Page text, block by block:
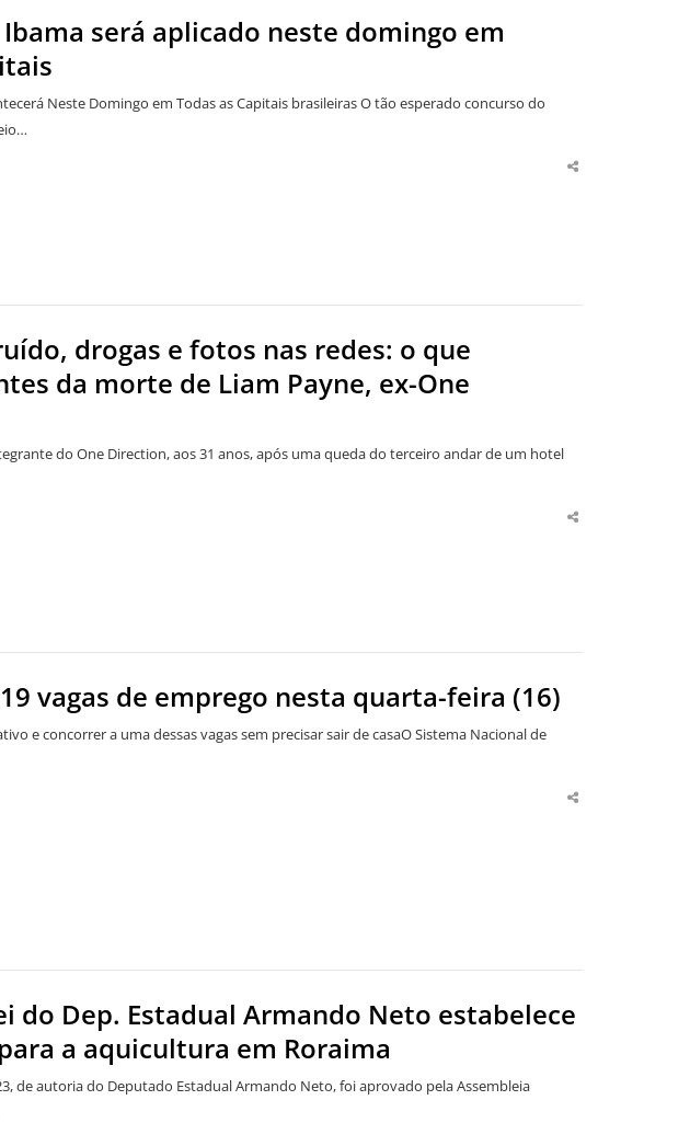
será aplicado neste domingo em
Neste Domingo em Todas as Capitais brasileiras O tão esperado concurso do
Share
drogas e fotos nas redes: o que
da morte de Liam Payne, ex-One
do One Direction, aos 31 anos, após uma queda do terceiro andar de um hotel
Share
vagas de emprego nesta quarta-feira (16)
e concorrer a uma dessas vagas sem precisar sair de casaO Sistema Nacional de
Share
do Dep. Estadual Armando Neto estabelece
a aquicultura em Roraima
de autoria do Deputado Estadual Armando Neto, foi aprovado pela Assembleia